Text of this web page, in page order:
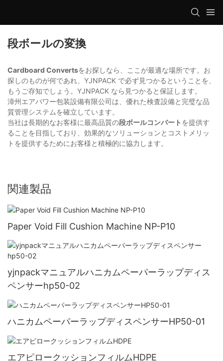
段ボールの変換
Cardboard Convertsをお探しなら、ここが最適な場所です。お
探しのものが何であれ、YJNPACK で必ず見つかるということを、
もうご存知でしょう。YJNPACK なら見つかると保証します。
漳州エアパワー包装設備有限公司は、優れた検査設備と完璧な品
質管理システムを確立しています。
当社は長期的なお客様に最高品質の段ボールコンバート を提供す
ることを目指しており、効果的なソリューションとコストメリッ
トを提供するためにお客様と積極的に協力します。
関連製品
Paper Void Fill Cushion Machine NP-P10
yjnpackマニュアルハニカムペーパーラップディス
ペンサーhp50-02
ハニカムペーパーラップディスペンサーHP50-01
エアピロークッションフィルムHDPE